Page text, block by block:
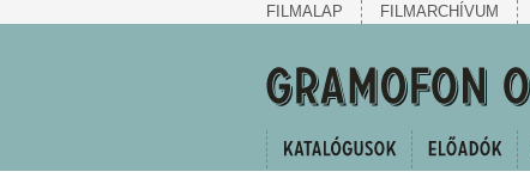
FILMALAP FILMARCHÍVUM